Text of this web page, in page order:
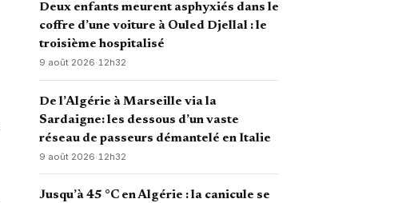
Deux enfants meurent asphyxiés dans le
coffre d’une voiture à Ouled Djellal : le
troisième hospitalisé
9 août 2026·12h32
De l’Algérie à Marseille via la
Sardaigne: les dessous d’un vaste
réseau de passeurs démantelé en Italie
9 août 2026· 12h32
Jusqu’à 45 °C en Algérie : la canicule se